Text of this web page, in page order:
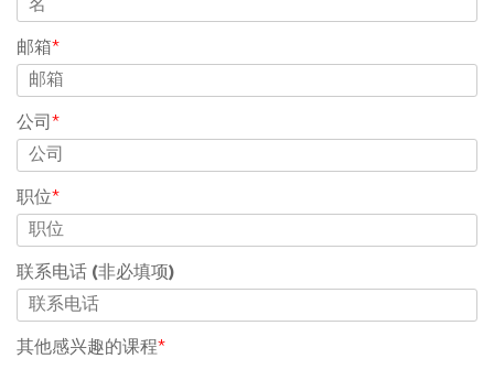
邮箱*
公司 *
职位*
联系电话 (非必填项)
其他感兴趣的课程*